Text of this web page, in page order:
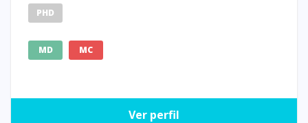
PHD
MD MC
Ver perfil